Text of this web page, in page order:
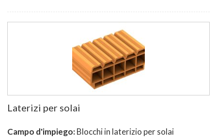
Laterizi per solai
Campo d'impiego:Blocchi in laterizio per solai